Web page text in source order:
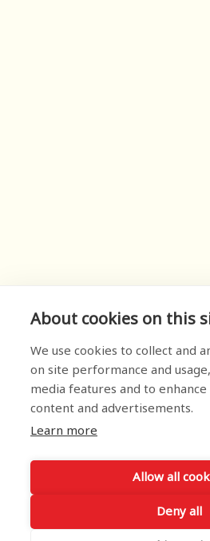
About cookies on this
We use cookies to collect and
on site performance and
media features and to
content and advertisements.
Learn more
Allow all
Deny all